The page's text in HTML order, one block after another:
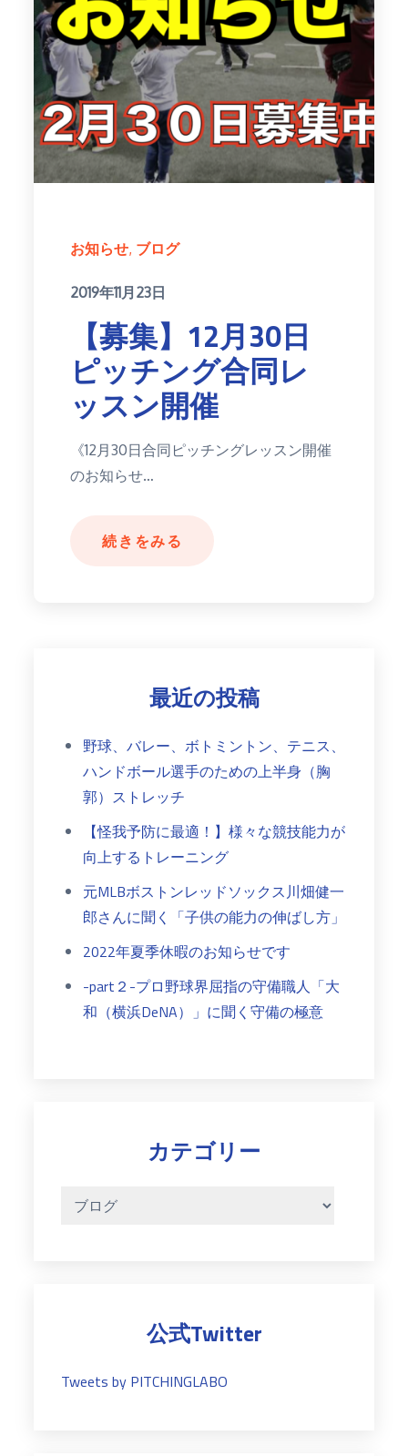
お知らせ ブログ
Posted
2019年11月23日
【募集】12月30日
ピッチング合同レ
ッスン開催
《12月30日合同ピッチングレッスン開催
のお知らせ…
続きをみる
最近の投稿
野球、バレー、ボトミントン、テニス、
ハンドボール選手のための上半身（胸
郭）ストレッチ
【怪我予防に最適！】様々な競技能力が
向上するトレーニング
元MLBボストンレッドソックス川畑健一
郎さんに聞く「子供の能力の伸ばし方」
2022年夏季休暇のお知らせです
-part２-プロ野球界屈指の守備職人「大
和（横浜DeNA）」に聞く守備の極意
カテゴリー
カ
公式Twitter
Tweets by PITCHINGLABO